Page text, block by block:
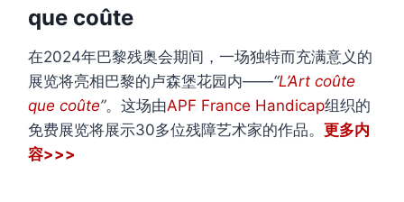
que coûte
在2024年巴黎残奥会期间，一场独特而充满意义的
展览将亮相巴黎的卢森堡花园内——“L’Art coûte
que coûte”。这场由APF France Handicap组织的
免费展览将展示30多位残障艺术家的作品。更多内
容>>>